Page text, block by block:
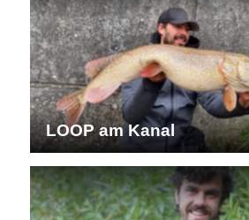
LOOP am Kanal